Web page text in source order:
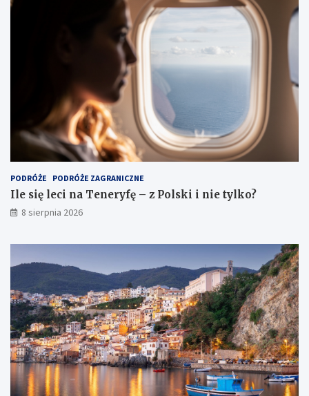
PODRÓŻE PODRÓŻE ZAGRANICZNE
Ile się leci na Teneryfę – z Polski i nie tylko?
8 sierpnia 2026